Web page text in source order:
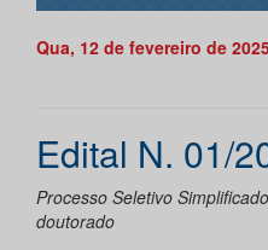
Qua, 12 de fevereiro de
Edital N. 01/
Processo Seletivo
doutorado